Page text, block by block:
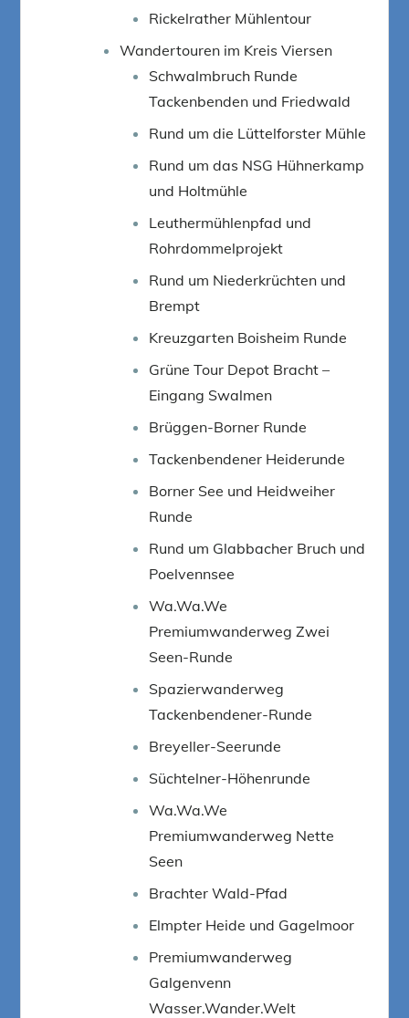
Rickelrather Mühlentour
Wandertouren im Kreis Viersen
Schwalmbruch Runde
Tackenbenden und Friedwald
Rund um die Lüttelforster Mühle
Rund um das NSG Hühnerkamp
und Holtmühle
Leuthermühlenpfad und
Rohrdommelprojekt
Rund um Niederkrüchten und
Brempt
Kreuzgarten Boisheim Runde
Grüne Tour Depot Bracht –
Eingang Swalmen
Brüggen-Borner Runde
Tackenbendener Heiderunde
Borner See und Heidweiher
Runde
Rund um Glabbacher Bruch und
Poelvennsee
Wa.Wa.We
Premiumwanderweg Zwei
Seen-Runde
Spazierwanderweg
Tackenbendener-Runde
Breyeller-Seerunde
Süchtelner-Höhenrunde
Wa.Wa.We
Premiumwanderweg Nette
Seen
Brachter Wald-Pfad
Elmpter Heide und Gagelmoor
Premiumwanderweg
Galgenvenn
Wasser.Wander.Welt